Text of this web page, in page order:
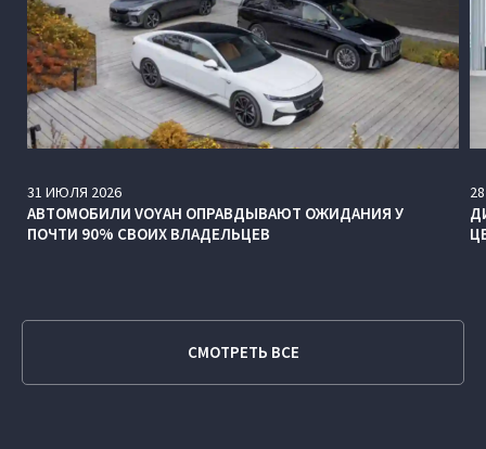
31 ИЮЛЯ 2026
АВТОМОБИЛИ VOYAH ОПРАВДЫВАЮТ ОЖИДАНИЯ У
ПОЧТИ 90% СВОИХ ВЛАДЕЛЬЦЕВ
28
СМОТРЕТЬ ВСЕ